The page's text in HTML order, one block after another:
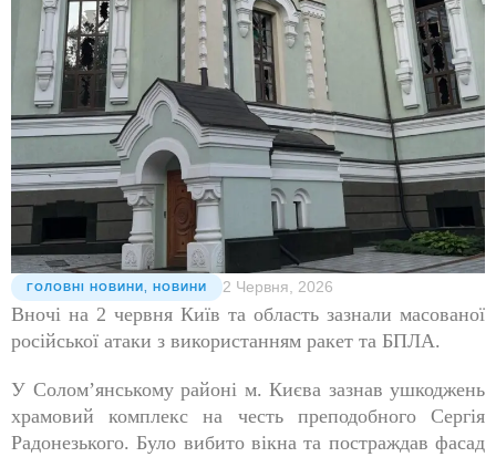
ГОЛОВНІ НОВИНИ НОВИНИ 2 Червня, 2026
Вночі на 2 червня Київ та область зазнали масованої
російської атаки з використанням ракет та БПЛА.
У Солом’янському районі м. Києва зазнав ушкоджень
храмовий комплекс на честь преподобного Сергія
Радонезького. Було вибито вікна та постраждав фасад